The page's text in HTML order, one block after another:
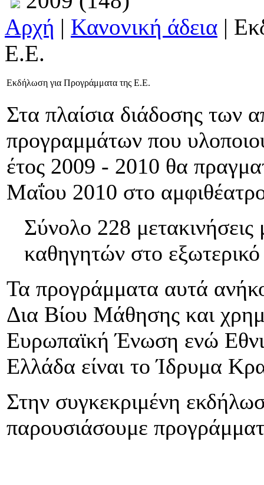
Αρχή | Κανονική άδεια |
Ε.Ε.
Εκδήλωση για Προγράμματα της Ε.Ε.
Στα πλαίσια διάδοσης των
προγραμμάτων που
έτος 2009 - 2010 θα
Μαΐου 2010 στο
Σύνολο 228
καθηγητών στο εξωτερικό
Τα προγράμματα αυτά
Δια Βίου Μάθησης και
Ευρωπαϊκή Ένωση ενώ
Ελλάδα είναι το Ίδρυμα
Στην συγκεκριμένη
παρουσιάσουμε